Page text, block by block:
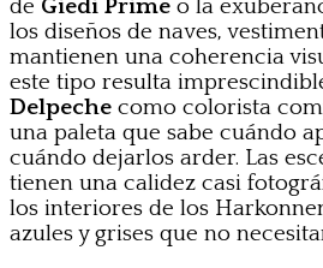
de Giedi Prime o la
los diseños de naves,
mantienen una coherencia
este tipo resulta
Delpeche como colorista
una paleta que sabe cuándo
cuándo dejarlos arder. Las
tienen una calidez casi
los interiores de los
azules y grises que no